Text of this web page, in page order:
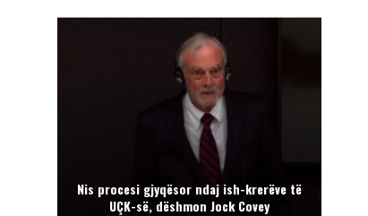
Nis procesi gjyqësor ndaj ish-krerëve të
UÇK-së, dëshmon Jock Covey